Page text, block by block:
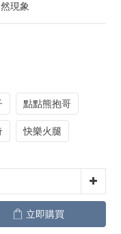
現象
點點熊抱哥
快樂火腿
立即購買